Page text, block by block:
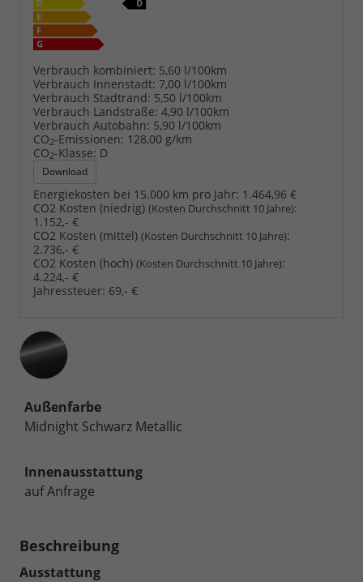
Verbrauch kombiniert: 5,60 l/100km
Verbrauch Innenstadt: 7,00 l/100km
Verbrauch Stadtrand: 5,50 l/100km
Verbrauch Landstraße: 4,90 l/100km
Verbrauch Autobahn: 5,90 l/100km
CO2-Emissionen: 128,00 g/km
CO2-Klasse: D
Download
Energiekosten bei 15.000 km pro Jahr: 1.464,96 €
CO2 Kosten (niedrig) (Kosten Durchschnitt 10 Jahre):
1.152,- €
CO2 Kosten (mittel) (Kosten Durchschnitt 10 Jahre):
2.736,- €
CO2 Kosten (hoch) (Kosten Durchschnitt 10 Jahre):
4.224,- €
Jahressteuer: 69,- €
Außenfarbe
Midnight Schwarz Metallic
Innenausstattung
auf Anfrage
Beschreibung
Ausstattung